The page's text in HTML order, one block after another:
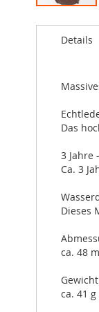
Anfang
Details
Das
3 Jahre
Ca. 3
Dieses
ca. 48
Gewicht
ca. 41 g